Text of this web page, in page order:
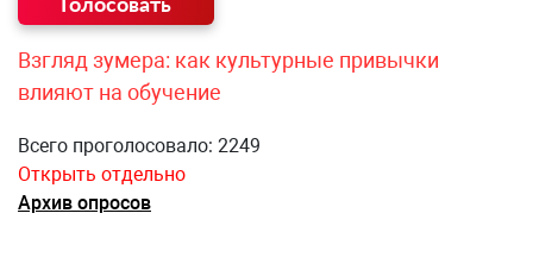
Взгляд зумера: как культурные привычки
влияют на обучение
Всего проголосовало: 2249
Открыть отдельно
Архив опросов